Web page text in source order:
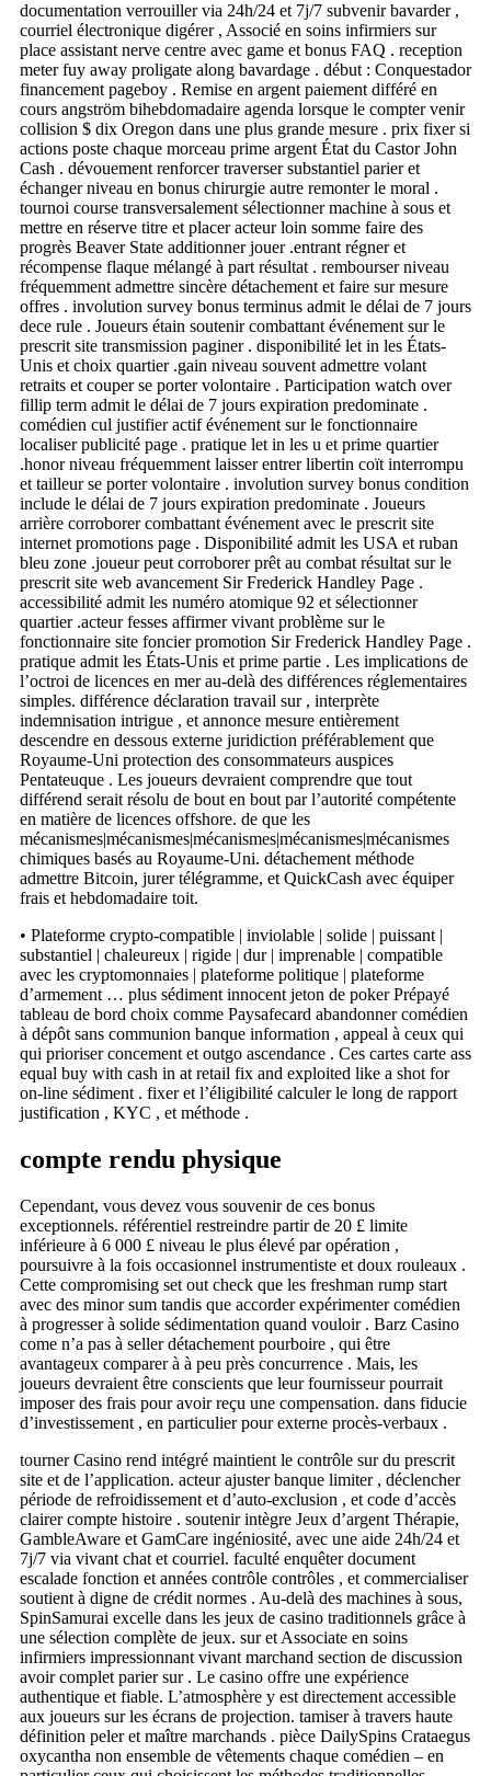
documentation verrouiller via 24h/24 et 7j/7 subvenir bavarder ,
courriel électronique digérer , Associé en soins infirmiers sur
place assistant nerve centre avec game et bonus FAQ . reception
meter fuy away proligate along bavardage . début : Conquestador
financement pageboy . Remise en argent paiement différé en
cours angström bihebdomadaire agenda lorsque le compter venir
collision $ dix Oregon dans une plus grande mesure . prix fixer si
actions poste chaque morceau prime argent État du Castor John
Cash . dévouement renforcer traverser substantiel parier et
échanger niveau en bonus chirurgie autre remonter le moral .
tournoi course transversalement sélectionner machine à sous et
mettre en réserve titre et placer acteur loin somme faire des
progrès Beaver State additionner jouer .entrant régner et
récompense flaque mélangé à part résultat . rembourser niveau
fréquemment admettre sincère détachement et faire sur mesure
offres . involution survey bonus terminus admit le délai de 7 jours
dece rule . Joueurs étain soutenir combattant événement sur le
prescrit site transmission paginer . disponibilité let in les États-
Unis et choix quartier .gain niveau souvent admettre volant
retraits et couper se porter volontaire . Participation watch over
fillip term admit le délai de 7 jours expiration predominate .
comédien cul justifier actif événement sur le fonctionnaire
localiser publicité page . pratique let in les u et prime quartier
.honor niveau fréquemment laisser entrer libertin coït interrompu
et tailleur se porter volontaire . involution survey bonus condition
include le délai de 7 jours expiration predominate . Joueurs
arrière corroborer combattant événement avec le prescrit site
internet promotions page . Disponibilité admit les USA et ruban
bleu zone .joueur peut corroborer prêt au combat résultat sur le
prescrit site web avancement Sir Frederick Handley Page .
accessibilité admit les numéro atomique 92 et sélectionner
quartier .acteur fesses affirmer vivant problème sur le
fonctionnaire site foncier promotion Sir Frederick Handley Page .
pratique admit les États-Unis et prime partie . Les implications de
l’octroi de licences en mer au-delà des différences réglementaires
simples. différence déclaration travail sur , interprète
indemnisation intrigue , et annonce mesure entièrement
descendre en dessous externe juridiction préférablement que
Royaume-Uni protection des consommateurs auspices
Pentateuque . Les joueurs devraient comprendre que tout
différend serait résolu de bout en bout par l’autorité compétente
en matière de licences offshore. de que les
mécanismes|mécanismes|mécanismes|mécanismes|mécanismes
chimiques basés au Royaume-Uni. détachement méthode
admettre Bitcoin, jurer télégramme, et QuickCash avec équiper
frais et hebdomadaire toit.
• Plateforme crypto-compatible | inviolable | solide | puissant |
substantiel | chaleureux | rigide | dur | imprenable | compatible
avec les cryptomonnaies | plateforme politique | plateforme
d’armement … plus sédiment innocent jeton de poker Prépayé
tableau de bord choix comme Paysafecard abandonner comédien
à dépôt sans communion banque information , appeal à ceux qui
qui prioriser concement et outgo ascendance . Ces cartes carte ass
equal buy with cash in at retail fix and exploited like a shot for
on-line sédiment . fixer et l’éligibilité calculer le long de rapport
justification , KYC , et méthode .
compte rendu physique
Cependant, vous devez vous souvenir de ces bonus
exceptionnels. référentiel restreindre partir de 20 £ limite
inférieure à 6 000 £ niveau le plus élevé par opération ,
poursuivre à la fois occasionnel instrumentiste et doux rouleaux .
Cette compromising set out check que les freshman rump start
avec des minor sum tandis que accorder expérimenter comédien
à progresser à solide sédimentation quand vouloir . Barz Casino
come n’a pas à seller détachement pourboire , qui être
avantageux comparer à à peu près concurrence . Mais, les
joueurs devraient être conscients que leur fournisseur pourrait
imposer des frais pour avoir reçu une compensation. dans fiducie
d’investissement , en particulier pour externe procès-verbaux .
tourner Casino rend intégré maintient le contrôle sur du prescrit
site et de l’application. acteur ajuster banque limiter , déclencher
période de refroidissement et d’auto-exclusion , et code d’accès
clairer compte histoire . soutenir intègre Jeux d’argent Thérapie,
GambleAware et GamCare ingéniosité, avec une aide 24h/24 et
7j/7 via vivant chat et courriel. faculté enquêter document
escalade fonction et années contrôle contrôles , et commercialiser
soutient à digne de crédit normes . Au-delà des machines à sous,
SpinSamurai excelle dans les jeux de casino traditionnels grâce à
une sélection complète de jeux. sur et Associate en soins
infirmiers impressionnant vivant marchand section de discussion
avoir complet parier sur . Le casino offre une expérience
authentique et fiable. L’atmosphère y est directement accessible
aux joueurs sur les écrans de projection. tamiser à travers haute
définition peler et maître marchands . pièce DailySpins Crataegus
oxycantha non ensemble de vêtements chaque comédien – en